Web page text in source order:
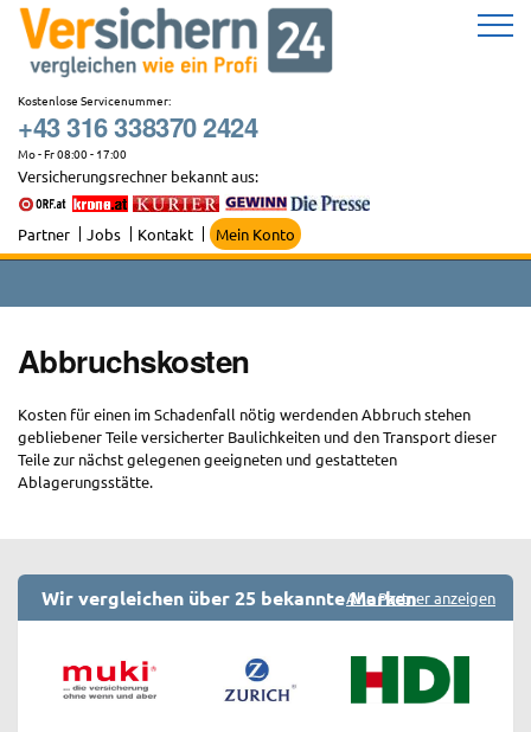
Zum
Inhalt
springen
Kostenlose Servicenummer:
+43 316 338370 2424
Mo - Fr 08:00 - 17:00
Versicherungsrechner bekannt aus:
Partner Jobs Kontakt Mein Konto
Abbruchskosten
Kosten für einen im Schadenfall nötig werdenden Abbruch stehen
gebliebener Teile versicherter Baulichkeiten und den Transport dieser
Teile zur nächst gelegenen geeigneten und gestatteten
Ablagerungsstätte.
Wir vergleichen über 25 bekannte MarkenAlle Partner anzeigen